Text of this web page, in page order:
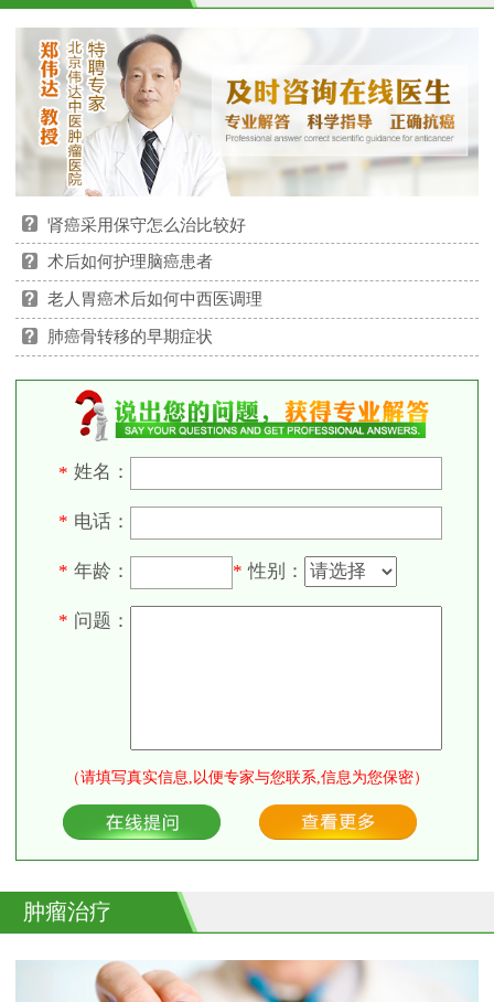
肾癌采用保守怎么治比较好
术后如何护理脑癌患者
老人胃癌术后如何中西医调理
肺癌骨转移的早期症状
* 姓名：
* 电话：
* 年龄： * 性别：
* 问题：
（请填写真实信息,以便专家与您联系,信息为您保密）
肿瘤治疗